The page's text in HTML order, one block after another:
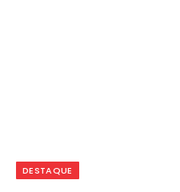
DESTAQUE